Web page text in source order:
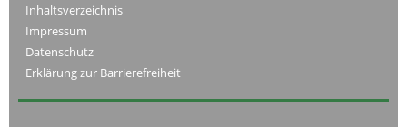
Inhaltsverzeichnis
Impressum
Datenschutz
Erklärung zur Barrierefreiheit